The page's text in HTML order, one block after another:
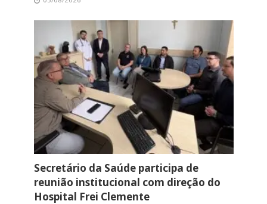
Secretário da Saúde participa de
reunião institucional com direção do
Hospital Frei Clemente